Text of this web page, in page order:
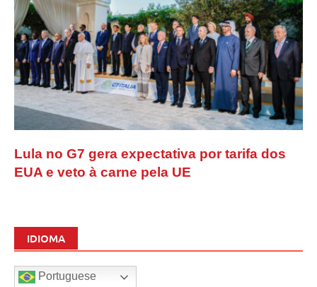
Lula no G7 gera expectativa por tarifa dos
EUA e veto à carne pela UE
IDIOMA
Portuguese